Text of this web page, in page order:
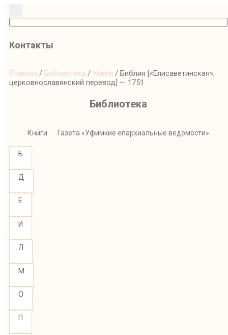
Контакты
Главная / Библиотека / Книги / Библия [«Елисаветинская»,
церковнославянский перевод] — 1751
Библиотека
Книги Газета «Уфимкие епархиальные ведомости»
Б
Д
Е
И
Л
М
О
П